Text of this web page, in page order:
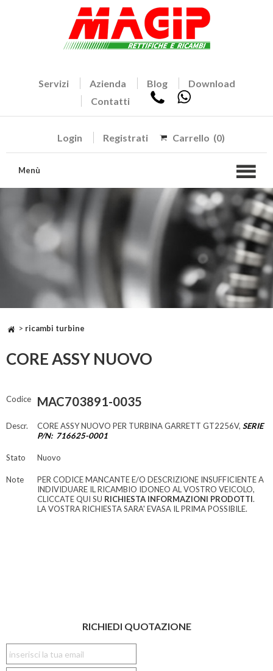
Servizi Azienda Blog
Download
Contatti
Login Registrati Carrello (0)
Menù
> ricambi turbine
CORE ASSY NUOVO
Codice MAC703891-0035
Descr. CORE ASSY NUOVO PER TURBINA GARRETT GT2256V, SERIE
P/N: 716625-0001
Stato Nuovo
Note
PER CODICE MANCANTE E/O DESCRIZIONE INSUFFICIENTE A
INDIVIDUARE IL RICAMBIO IDONEO AL VOSTRO VEICOLO,
CLICCATE QUI SU RICHIESTA INFORMAZIONI PRODOTTI.
LA VOSTRA RICHIESTA SARA' EVASA IL PRIMA POSSIBILE.
RICHIEDI QUOTAZIONE